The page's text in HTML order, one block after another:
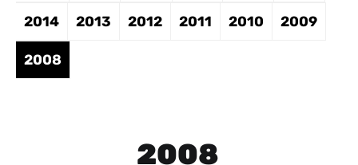
2014 2013 2012 2011 2010 2009
2008
2008